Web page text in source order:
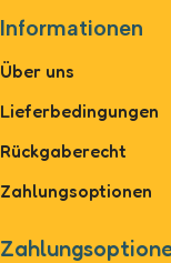
Informationen
Über uns
Lieferbedingungen
Rückgaberecht
Zahlungsoptionen